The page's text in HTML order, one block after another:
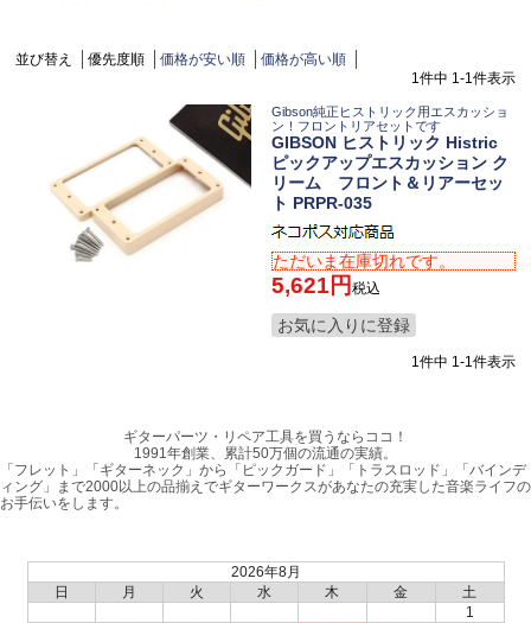
並び替え 優先度順 価格が安い順
価格が高い順
1件中 1-1件表示
Gibson純正ヒストリック用エスカッショ
ン！フロントリアセットです
GIBSON ヒストリック Histric
ピックアップエスカッション ク
リーム フロント＆リアーセッ
ト PRPR-035
ただいま在庫切れです。
5,621 税込
お気に入りに登録
1件中 1-1件表示
ギターパーツ・リペア工具を買うならココ！
1991年創業、累計50万個の流通の実績。
「フレット」「ギターネック」から「ピックガード」「トラスロッド」「バインデ
ィング」まで2000以上の品揃えでギターワークスがあなたの充実した音楽ライフの
お手伝いをします。
2026年8月
日
月 火 水 木 金
土
1